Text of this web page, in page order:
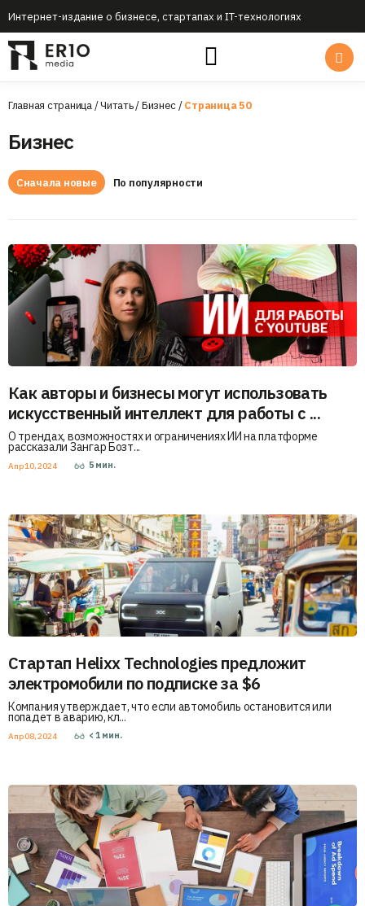
Интернет-издание о бизнесе, стартапах и IT-технологиях
Главная страница/Читать/Бизнес/Страница 50
Бизнес
Сначала новые По популярности
Как авторы и бизнесы могут использовать
искусственный интеллект для работы с ...
О трендах, возможностях и ограничениях ИИ на платформе
рассказали Зангар Бозт...
Апр 10, 2024 5 мин.
Стартап Helixx Technologies предложит
электромобили по подписке за $6
Компания утверждает, что если автомобиль остановится или
попадет в аварию, кл...
Апр 08, 2024 < 1 мин.